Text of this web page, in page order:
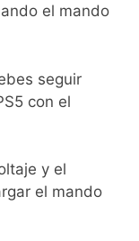
el mando
seguir
con el
y el
el mando